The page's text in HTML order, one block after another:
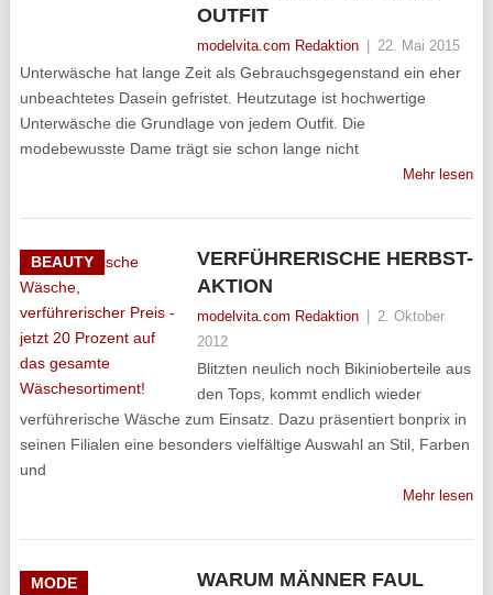
OUTFIT
modelvita.com Redaktion 22. Mai 2015
Unterwäsche hat lange Zeit als Gebrauchsgegenstand ein eher
unbeachtetes Dasein gefristet. Heutzutage ist hochwertige
Unterwäsche die Grundlage von jedem Outfit. Die
modebewusste Dame trägt sie schon lange nicht
Mehr lesen
BEAUTY
VERFÜHRERISCHE HERBST-
AKTION
modelvita.com Redaktion
2. Oktober
2012
Blitzten neulich noch Bikinioberteile aus
den Tops, kommt endlich wieder
verführerische Wäsche zum Einsatz. Dazu präsentiert bonprix in
seinen Filialen eine besonders vielfältige Auswahl an Stil, Farben
und
Mehr lesen
MODE
WARUM MÄNNER FAUL